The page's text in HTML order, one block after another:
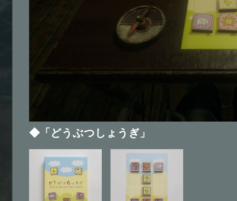
◆「どうぶつしょうぎ」